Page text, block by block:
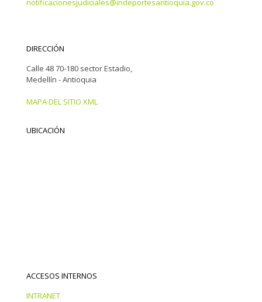
notificacionesjudiciales@indeportesantioquia.gov.co
DIRECCIÓN
Calle 48 70-180 sector Estadio,
Medellín - Antioquia
MAPA DEL SITIO XML
UBICACIÓN
ACCESOS INTERNOS
INTRANET